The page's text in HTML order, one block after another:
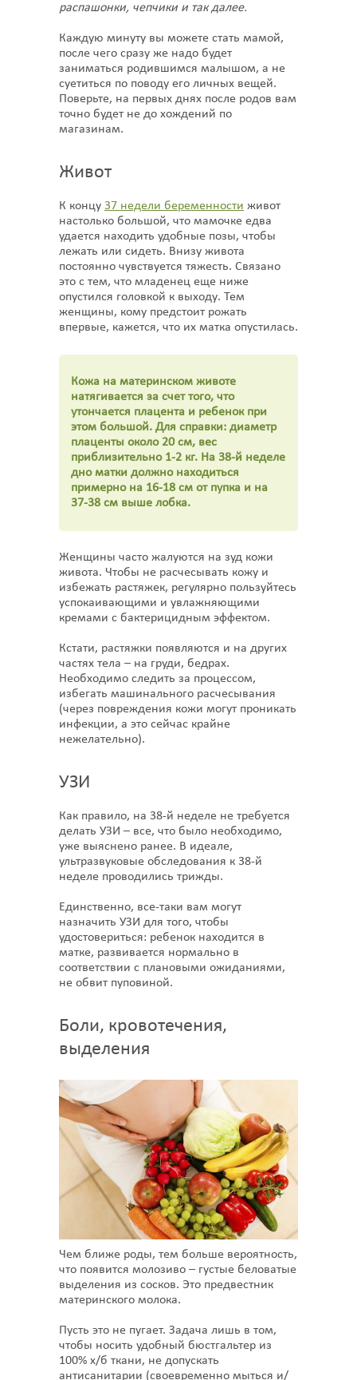
распашонки, чепчики и так далее.
Каждую минуту вы можете стать мамой,
после чего сразу же надо будет
заниматься родившимся малышом, а не
суетиться по поводу его личных вещей.
Поверьте, на первых днях после родов вам
точно будет не до хождений по
магазинам.
Живот
К концу 37 недели беременности живот
настолько большой, что мамочке едва
удается находить удобные позы, чтобы
лежать или сидеть. Внизу живота
постоянно чувствуется тяжесть. Связано
это с тем, что младенец еще ниже
опустился головкой к выходу. Тем
женщины, кому предстоит рожать
впервые, кажется, что их матка опустилась.
Кожа на материнском животе
натягивается за счет того, что
утончается плацента и ребенок при
этом большой. Для справки: диаметр
плаценты около 20 см, вес
приблизительно 1-2 кг. На 38-й неделе
дно матки должно находиться
примерно на 16-18 см от пупка и на
37-38 см выше лобка.
Женщины часто жалуются на зуд кожи
живота. Чтобы не расчесывать кожу и
избежать растяжек, регулярно пользуйтесь
успокаивающими и увлажняющими
кремами с бактерицидным эффектом.
Кстати, растяжки появляются и на других
частях тела – на груди, бедрах.
Необходимо следить за процессом,
избегать машинального расчесывания
(через повреждения кожи могут проникать
инфекции, а это сейчас крайне
нежелательно).
УЗИ
Как правило, на 38-й неделе не требуется
делать УЗИ – все, что было необходимо,
уже выяснено ранее. В идеале,
ультразвуковые обследования к 38-й
неделе проводились трижды.
Единственно, все-таки вам могут
назначить УЗИ для того, чтобы
удостовериться: ребенок находится в
матке, развивается нормально в
соответствии с плановыми ожиданиями,
не обвит пуповиной.
Боли, кровотечения,
выделения
Чем ближе роды, тем больше вероятность,
что появится молозиво – густые беловатые
выделения из сосков. Это предвестник
материнского молока.
Пусть это не пугает. Задача лишь в том,
чтобы носить удобный бюстгальтер из
100% х/б ткани, не допускать
антисанитарии (своевременно мыться и/